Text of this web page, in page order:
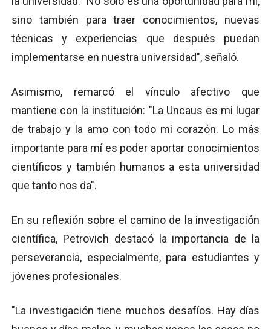
sino también para traer conocimientos, nuevas
técnicas y experiencias que después puedan
implementarse en nuestra universidad", señaló.
Asimismo, remarcó el vínculo afectivo que
mantiene con la institución: "La Uncaus es mi lugar
de trabajo y la amo con todo mi corazón. Lo más
importante para mí es poder aportar conocimientos
científicos y también humanos a esta universidad
que tanto nos da".
En su reflexión sobre el camino de la investigación
científica, Petrovich destacó la importancia de la
perseverancia, especialmente, para estudiantes y
jóvenes profesionales.
"La investigación tiene muchos desafíos. Hay días